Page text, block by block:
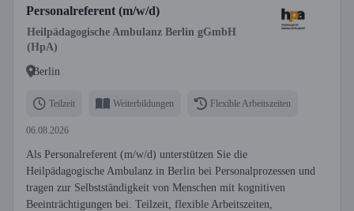
Personalreferent (m/w/d)
Heilpädagogische Ambulanz Berlin gGmbH
(HpA)
Berlin
Teilzeit Weiterbildungen Flexible Arbeitszeiten
06.08.2026
Als Personalreferent (m/w/d) unterstützen Sie die
Heilpädagogische Ambulanz in Berlin bei Personalprozessen und
tragen zur Selbstständigkeit von Menschen mit kognitiven
Beeinträchtigungen bei. Teilzeit, flexible Arbeitszeiten,